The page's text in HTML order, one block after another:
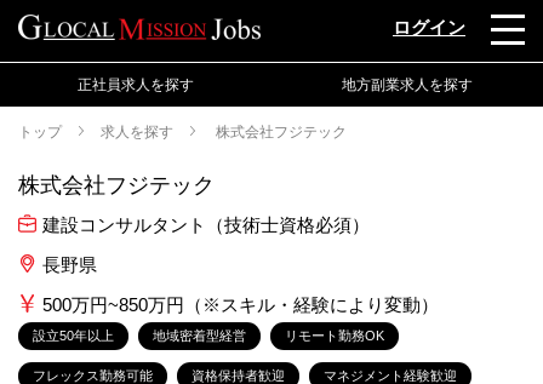
ログイン
正社員求人を探す 地方副業求人を探す
トップ 求人を探す 株式会社フジテック
株式会社フジテック
建設コンサルタント（技術士資格必須）
長野県
500万円~850万円（※スキル・経験により変動）
設立50年以上 地域密着型経営 リモート勤務OK
フレックス勤務可能 資格保持者歓迎 マネジメント経験歓迎